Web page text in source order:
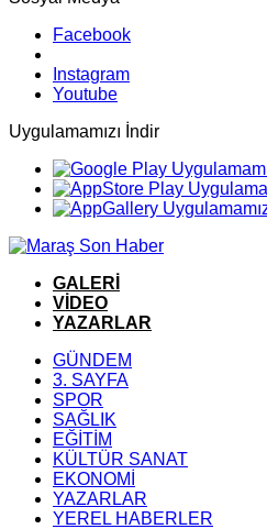
Facebook
Instagram
Youtube
Uygulamamızı İndir
GALERİ
VİDEO
YAZARLAR
GÜNDEM
3. SAYFA
SPOR
SAĞLIK
EĞİTİM
KÜLTÜR SANAT
EKONOMİ
YAZARLAR
YEREL HABERLER